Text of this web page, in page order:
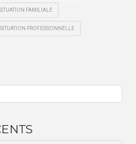
FAMILIALE
SITUATION PROFESSIONNELLE